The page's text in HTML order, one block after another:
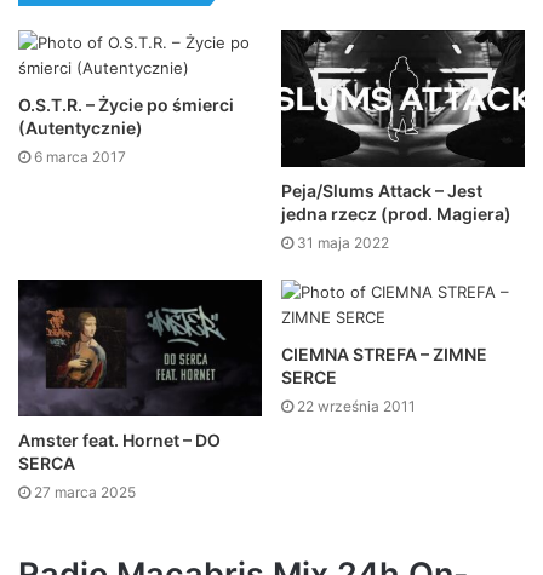
O.S.T.R. – Życie po śmierci
(Autentycznie)
6 marca 2017
Peja/Slums Attack – Jest
jedna rzecz (prod. Magiera)
31 maja 2022
Amster feat. Hornet – DO
SERCA
27 marca 2025
CIEMNA STREFA – ZIMNE
SERCE
22 września 2011